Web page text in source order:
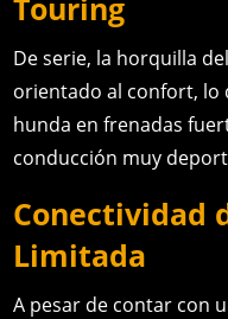
Touring
De serie, la horquilla
orientado al confort, lo
hunda en frenadas
conducción muy
Conectividad
Limitada
A pesar de contar con